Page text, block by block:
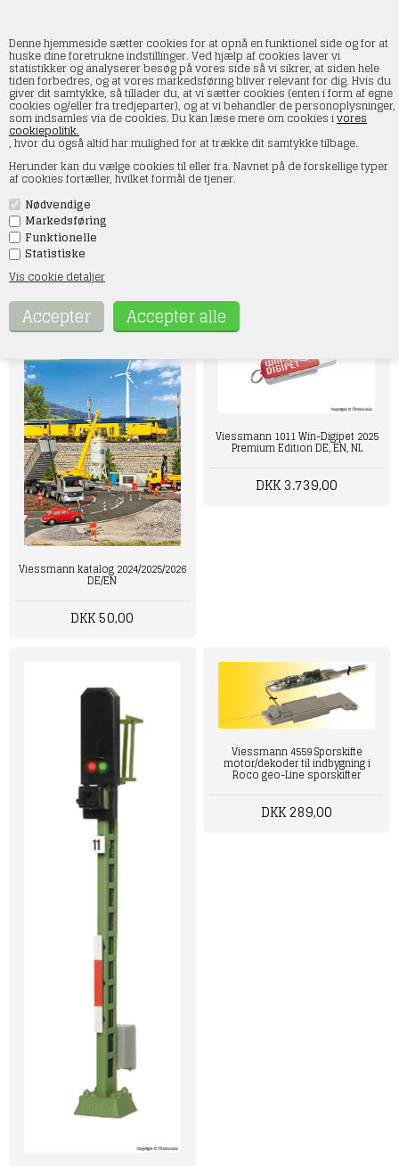
Denne hjemmeside sætter cookies for at opnå en funktionel side og for at
huske dine foretrukne indstillinger. Ved hjælp af cookies laver vi
statistikker og analyserer besøg på vores side så vi sikrer, at siden hele
tiden forbedres, og at vores markedsføring bliver relevant for dig. Hvis du
giver dit samtykke, så tillader du, at vi sætter cookies (enten i form af egne
cookies og/eller fra tredjeparter), og at vi behandler de personoplysninger,
som indsamles via de cookies. Du kan læse mere om cookies ivores
cookiepolitik.
, hvor du også altid har mulighed for at trække dit samtykke tilbage.
Herunder kan du vælge cookies til eller fra. Navnet på de forskellige typer
af cookies fortæller, hvilket formål de tjener.
Nødvendige
Markedsføring
Funktionelle
Statistiske
Vis cookie detaljer
Viessmann
Forside»Togstyring»Viessmann
Opdag det brede udvalg af Viessmann-produkter i vores
webshop, hvor kvalitet og innovation mødes. Viessmann er
kendt for deres høje standard inden for pendelstyringskontrol,
Uanset om du søger at forbedre din modeljernbane eller
opdatere dine automatiseringssystemer, har Viessmann de
perfekte løsninger. Gennemse vores kategori og find præcis,
hvad du har brug for for at tage din hobby eller professionelle
projekt til det næste niveau med Viessmanns pålidelige og
Viessmann katalog 2024/2025/2026
DE/EN
DKK 50,00
Viessmann 1011 Win-Digipet 2025
Premium Edition DE, EN, NL
DKK 3.739,00
Viessmann 4559 Sporskifte
motor/dekoder til indbygning i
Roco geo-Line sporskifter
DKK 289,00